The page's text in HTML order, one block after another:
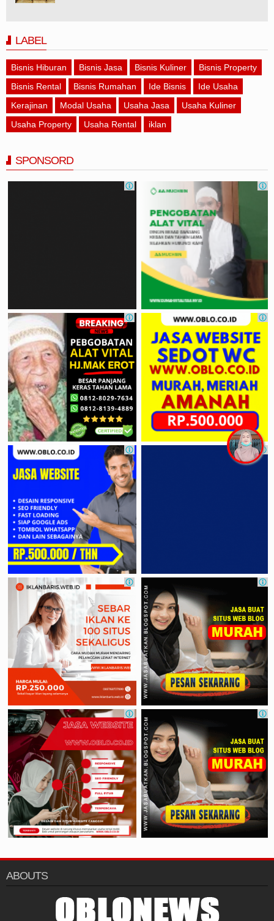
LABEL
Bisnis Hiburan Bisnis Jasa Bisnis Kuliner
Bisnis Property
Bisnis Rental
Bisnis Rumahan Ide Bisnis
Ide Usaha
Kerajinan
Modal Usaha Usaha Jasa
Usaha Kuliner
Usaha Property
Usaha Rental iklan
SPONSORD
ABOUTS